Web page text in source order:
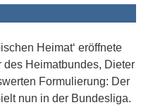
RIED
Heimat‘ eröffnete
des Heimatbundes, Dieter
Formulierung: Der
nun in der Bundesliga.